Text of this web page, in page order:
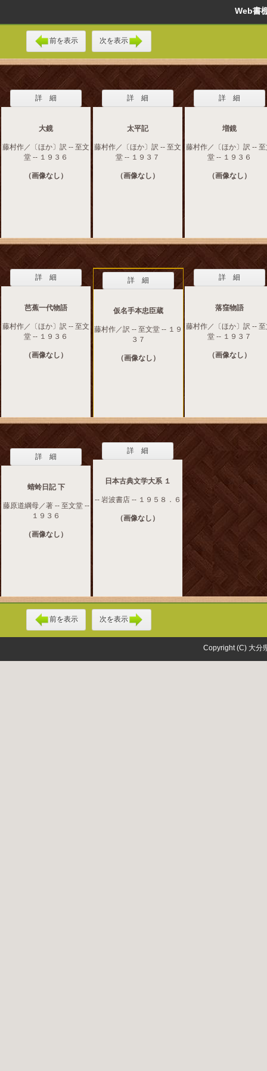
Web
前を表示 次を表示
詳 細
大鏡
藤村作／〔ほか〕訳 -- 至文
堂 -- １９３６
（画像なし）
詳 細
太平記
藤村作／〔ほか〕訳 -- 至文
堂 -- １９３７
（画像なし）
詳 細
増鏡
藤村作／〔ほか〕訳 --
堂 -- １９３６
（画像なし）
詳 細
芭蕉一代物語
藤村作／〔ほか〕訳 -- 至文
堂 -- １９３６
（画像なし）
詳 細
仮名手本忠臣蔵
藤村作／訳 -- 至文堂 -- １９
３７
（画像なし）
詳 細
落窪物語
藤村作／〔ほか〕訳 --
堂 -- １９３７
（画像なし）
詳 細
蜻蛉日記 下
藤原道綱母／著 -- 至文堂 --
１９３６
（画像なし）
詳 細
日本古典文学大系 １
-- 岩波書店 -- １９５８．６
（画像なし）
前を表示 次を表示
Copyright (C) 大分